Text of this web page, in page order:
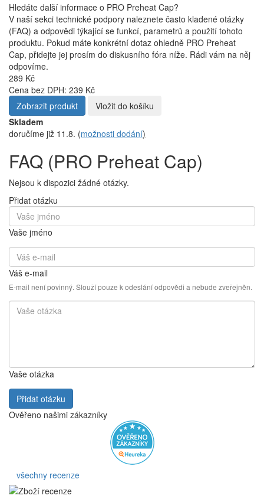
Hledáte další informace o PRO Preheat Cap?
V naší sekci technické podpory naleznete často kladené otázky
(FAQ) a odpovědi týkající se funkcí, parametrů a použití tohoto
produktu. Pokud máte konkrétní dotaz ohledně PRO Preheat
Cap, přidejte jej prosím do diskusního fóra níže. Rádi vám na něj
odpovíme.
289 Kč
Cena bez DPH: 239 Kč
Zobrazit produkt
Vložit do košíku
Skladem
doručíme již 11.8. (možnosti dodání)
FAQ (PRO Preheat Cap)
Nejsou k dispozici žádné otázky.
Přidat otázku
Vaše jméno
Váš e-mail
E-mail není povinný. Slouží pouze k odeslání odpovědi a nebude zveřejněn.
Vaše otázka
Přidat otázku
Ověřeno našimi zákazníky
všechny recenze